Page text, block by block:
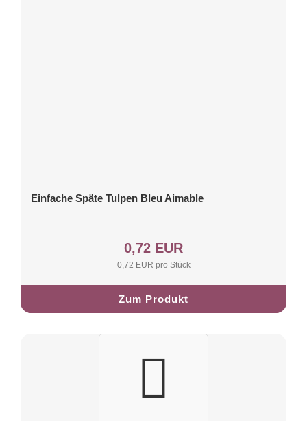
Einfache Späte Tulpen Bleu Aimable
0,72 EUR
0,72 EUR pro Stück
Zum Produkt